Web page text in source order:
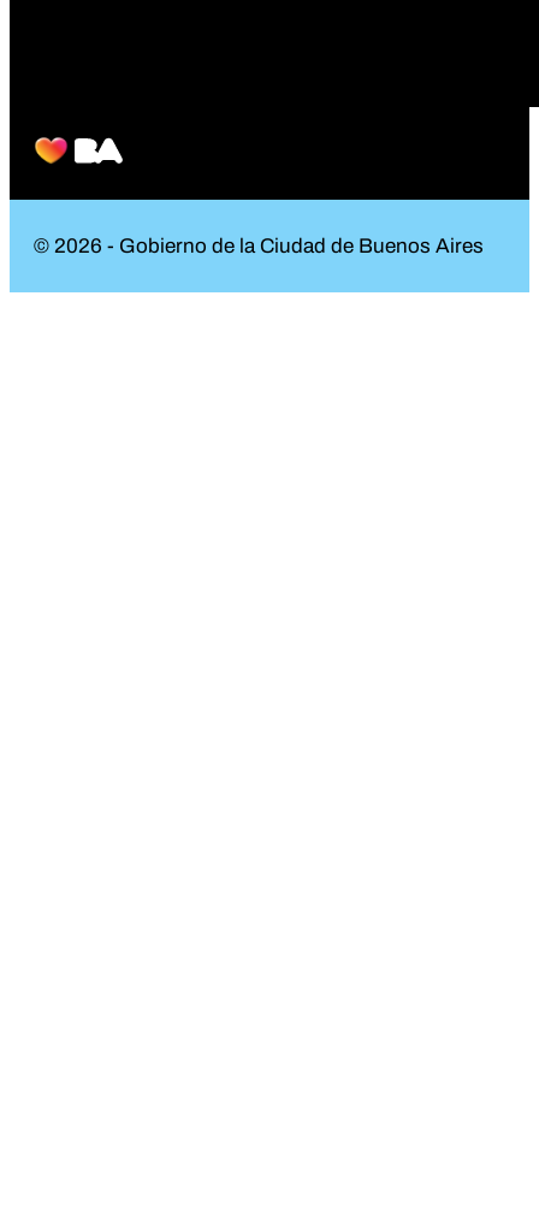
© 2026 - Gobierno de la Ciudad de Buenos Aires